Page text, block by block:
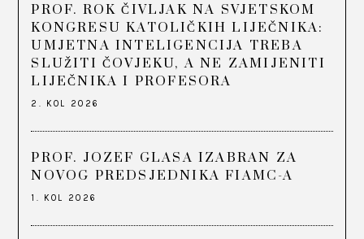
PROF. ROK ČIVLJAK NA SVJETSKOM
KONGRESU KATOLIČKIH LIJEČNIKA:
UMJETNA INTELIGENCIJA TREBA
SLUŽITI ČOVJEKU, A NE ZAMIJENITI
LIJEČNIKA I PROFESORA
2. KOL 2026
PROF. JOZEF GLASA IZABRAN ZA
NOVOG PREDSJEDNIKA FIAMC-A
1. KOL 2026